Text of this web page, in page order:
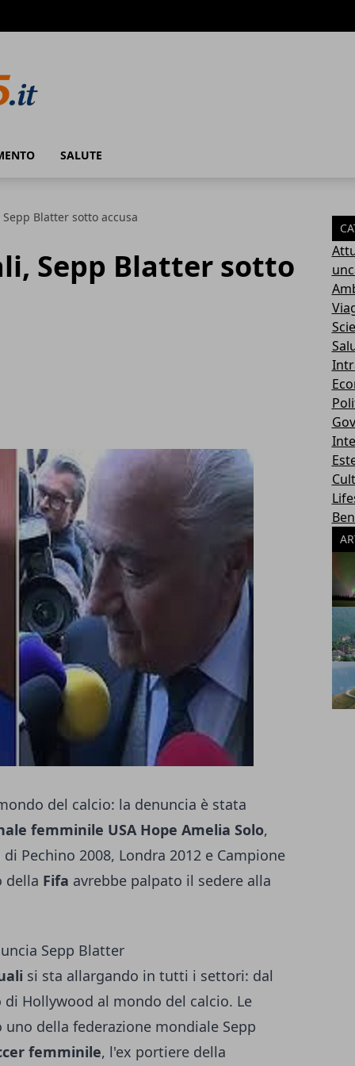
SALUTE
Blatter sotto accusa
Sepp Blatter sotto
del calcio: la denuncia è stata
femminile USA Hope Amelia Solo,
Pechino 2008, Londra 2012 e Campione
della Fifa avrebbe palpato il sedere alla
Sepp Blatter
si sta allargando in tutti i settori: dal
Hollywood al mondo del calcio. Le
della federazione mondiale Sepp
femminile, l'ex portiere della